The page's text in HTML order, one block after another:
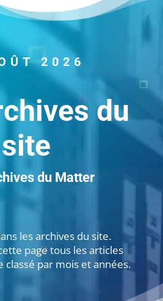
2026
du
site
du Matter
les archives du site.
page tous les articles
classé par mois et années.